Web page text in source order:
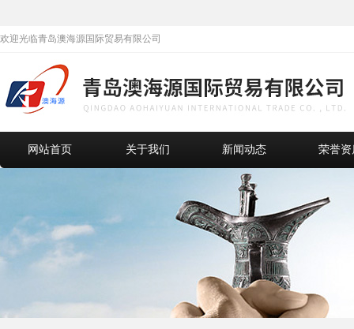
欢迎光临青岛澳海源国际贸易有限公司
网站首页 关于我们 新闻动态 荣誉资